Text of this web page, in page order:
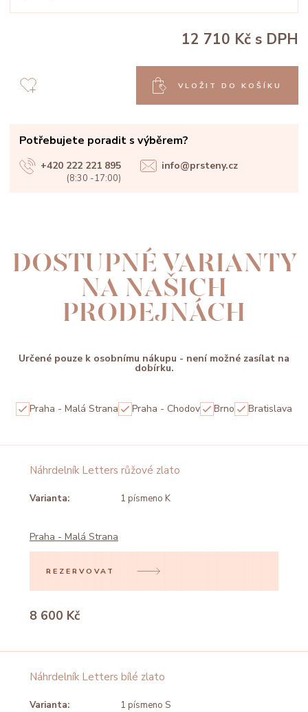
12 710 Kč s DPH
VLOŽIT DO KOŠÍKU
Potřebujete poradit s výběrem?
+420 222 221 895
(8:30 -17:00)
info@prsteny.cz
DOSTUPNÉ VARIANTY
NA NAŠICH
PRODEJNÁCH
Určené pouze k osobnímu nákupu - není možné zasílat na
dobírku.
Praha - Malá Strana Praha - Chodov Brno Bratislava
Náhrdelník Letters růžové zlato
Varianta: 1 písmeno K
Praha - Malá Strana
REZERVOVAT
8 600 Kč
Náhrdelník Letters bílé zlato
Varianta: 1 písmeno S